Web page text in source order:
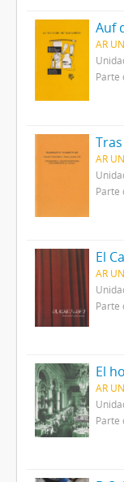
Auf
AR
Parte
AR
Parte
El
AR
Parte
El
AR
Parte